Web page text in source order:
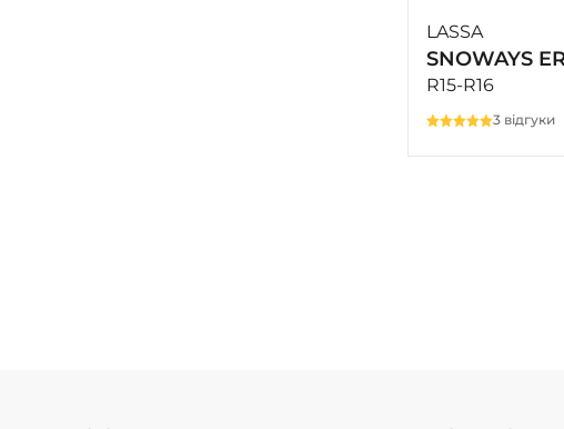
LASSA
SNOWAYS
R15-R16
3 відгуки